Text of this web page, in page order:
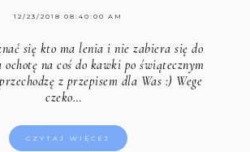
12/23/2018 08:40:00 AM
się kto ma lenia i nie zabiera się do
ochotę na coś do kawki po świątecznym
z przepisem dla Was :) Wege
czeko…
CZYTAJ WIĘCEJ